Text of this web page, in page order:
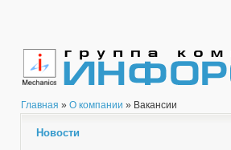
Главная » О компании » Вакансии
Новости